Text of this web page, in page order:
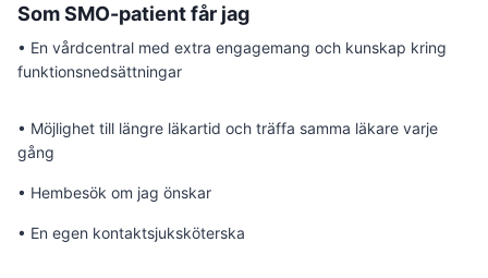
Som SMO-patient får jag
• En vårdcentral med extra engagemang och kunskap kring
funktionsnedsättningar
• Möjlighet till längre läkartid och träffa samma läkare varje
gång
• Hembesök om jag önskar
• En egen kontaktsjuksköterska